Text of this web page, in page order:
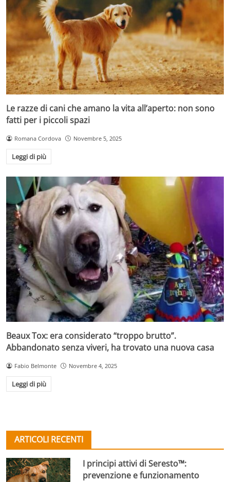
Le razze di cani che amano la vita all’aperto: non sono
fatti per i piccoli spazi
Romana Cordova Novembre 5, 2025
Leggi di più
Beaux Tox: era considerato “troppo brutto”.
Abbandonato senza viveri, ha trovato una nuova casa
Fabio Belmonte Novembre 4, 2025
Leggi di più
ARTICOLI RECENTI
I principi attivi di Seresto™:
prevenzione e funzionamento